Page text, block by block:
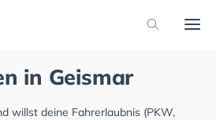
in Geismar
willst deine Fahrerlaubnis (PKW,